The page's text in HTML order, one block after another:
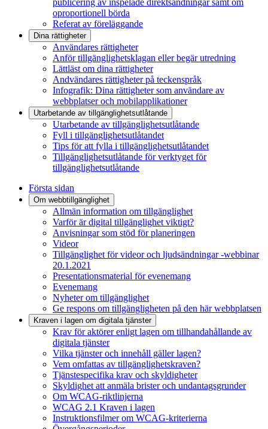
publicering av inspelade direktsändningar samt om
oproportionell börda
Referat av föreläggande
Dina rättigheter
Användares rättigheter
Anför tillgänglighetsklagan eller begär utredning
Lättläst om dina rättigheter
Andvändares rättigheter på teckenspråk
Infografik: Dina rättigheter som användare av
webbplatser och mobilapplikationer
Utarbetande av tillgänglighets­utlåtande
Utarbetande av tillgänglighetsutlåtande
Fyll i tillgänglighetsutlåtandet
Tips för att fylla i tillgänglighetsutlåtandet
Tillgänglighetsutlåtande för verktyget för
tillgänglighetsutlåtande
Första sidan
Om webbtillgänglighet
Allmän information om tillgänglighet
Varför är digital tillgänglighet viktigt?
Anvisningar som stöd för planeringen
Videor
Tillgänglighet för videor och ljudsändningar -webbinar
20.1.2021
Presentationsmaterial för evenemang
Evenemang
Nyheter om tillgänglighet
Ge respons om tillgängligheten på den här webbplatsen
Kraven i lagen om digitala tjänster
Krav för aktörer enligt lagen om tillhandahållande av
digitala tjänster
Vilka tjänster och innehåll gäller lagen?
Vem omfattas av tillgänglighetskraven?
Tjänstespecifika krav och skyldigheter
Skyldighet att anmäla brister och undantagsgrunder
Om WCAG-riktlinjerna
WCAG 2.1 Kraven i lagen
Instruktionsfilmer om WCAG-kriterierna